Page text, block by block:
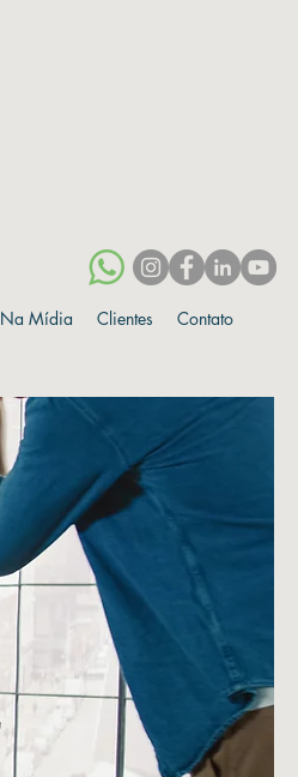
Na Mídia Clientes Contato